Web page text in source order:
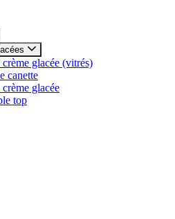
glacée (vitrés)
canette
glacée
top